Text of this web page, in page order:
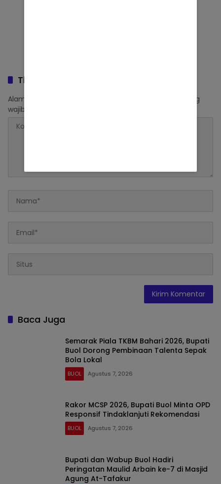
Tinggalkan Balasan
Alamat email Anda tidak akan dipublikasikan.
Ruas yang
wajib ditandai
Baca Juga
Semarak Piala TKBM Bahari 2026, Bupati
Buol Dorong Pembinaan Talenta Sepak
Bola Lokal
BUOL Agustus 7, 2026
Rakor MCSP 2026, Bupati Buol Minta OPD
Responsif Tindaklanjuti Rekomendasi
BUOL Agustus 7, 2026
Bupati dan Wabup Buol Hadiri
Peringatan Maulid Arbain ke-7 di Masjid
Agung At-Tafakur